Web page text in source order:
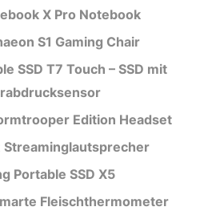
X Pro Notebook
S1 Gaming Chair
SSD T7 Touch – SSD mit
Edition Headset
Streaminglautsprecher
Portable SSD X5
Fleischthermometer